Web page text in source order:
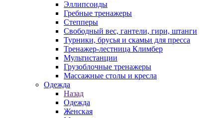
Эллипсоиды
Гребные тренажеры
Степперы
Свободный вес, гантели, гири, штанги
Турники, брусья и скамьи для пресса
Тренажер-лестница Климбер
Мультистанции
Грузоблочные тренажеры
Массажные столы и кресла
Одежда
Назад
Одежда
Женская